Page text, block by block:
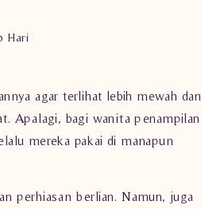
Hari
agar terlihat lebih mewah dan
Apalagi, bagi wanita penampilan
mereka pakai di manapun
perhiasan berlian. Namun, juga